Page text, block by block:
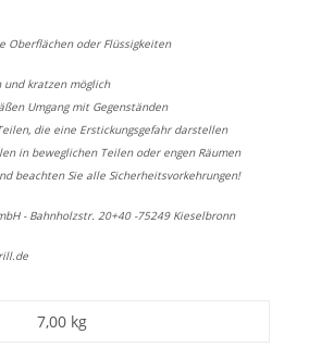
Oberflächen oder Flüssigkeiten
kratzen möglich
Umgang mit Gegenständen
die eine Erstickungsgefahr darstellen
in beweglichen Teilen oder engen Räumen
beachten Sie alle Sicherheitsvorkehrungen!
- Bahnholzstr. 20+40 -75249 Kieselbronn
7,00 kg